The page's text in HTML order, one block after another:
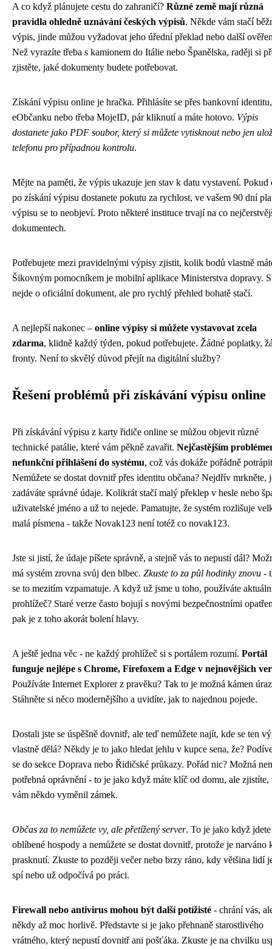
A co když plánujete cestu do zahraničí? Různé země mají různá
pravidla ohledně uznávání českých výpisů. Někde vám stačí
výpis, jinde můžou vyžadovat jeho úřední překlad nebo další
Než vyrazíte třeba s kamionem do Itálie nebo Španělska, raději si
zjistěte, jaké dokumenty budete potřebovat.
Získání výpisu online je hračka. Přihlásíte se přes bankovní identitu,
eObčanku nebo třeba MojeID, pár kliknutí a máte hotovo. Výpis
dostanete jako PDF soubor, který si můžete vytisknout nebo jen
telefonu pro případnou kontrolu.
Mějte na paměti, že výpis ukazuje jen stav k datu vystavení. Pokud
po získání výpisu dostanete pokutu za rychlost, ve vašem 90 dní
výpisu se to neobjeví. Proto některé instituce trvají na co
dokumentech.
Potřebujete mezi pravidelnými výpisy zjistit, kolik bodů vlastně
Šikovným pomocníkem je mobilní aplikace Ministerstva dopravy.
nejde o oficiální dokument, ale pro rychlý přehled bohatě stačí.
A nejlepší nakonec – online výpisy si můžete vystavovat zcela
zdarma, klidně každý týden, pokud potřebujete. Žádné poplatky,
fronty. Není to skvělý důvod přejít na digitální služby?
Řešení problémů při získávání výpisu online
Při získávání výpisu z karty řidiče online se můžou objevit různé
technické patálie, které vám pěkně zavařit. Nejčastějším
nefunkční přihlášení do systému, což vás dokáže pořádně
Nemůžete se dostat dovnitř přes identitu občana? Nejdřív mrkněte,
zadáváte správné údaje. Kolikrát stačí malý překlep v hesle nebo
uživatelské jméno a už to nejede. Pamatujte, že systém rozlišuje
malá písmena - takže Novak123 není totéž co novak123.
Jste si jistí, že údaje píšete správně, a stejně vás to nepustí dál?
má systém zrovna svůj den blbec. Zkuste to za půl hodinky znovu -
se to mezitím vzpamatuje. A když už jsme u toho, používáte
prohlížeč? Staré verze často bojují s novými bezpečnostními
pak je z toho akorát bolení hlavy.
A ještě jedna věc - ne každý prohlížeč si s portálem rozumí. Portál
funguje nejlépe s Chrome, Firefoxem a Edge v nejnovějších
Používáte Internet Explorer z pravěku? Tak to je možná kámen
Stáhněte si něco modernějšího a uvidíte, jak to najednou pojede.
Dostali jste se úspěšně dovnitř, ale teď nemůžete najít, kde se ten
vlastně dělá? Někdy je to jako hledat jehlu v kupce sena, že?
se do sekce Doprava nebo Řidičské průkazy. Pořád nic? Možná
potřebná oprávnění - to je jako když máte klíč od domu, ale zjistíte,
vám někdo vyměnil zámek.
Občas za to nemůžete vy, ale přetížený server. To je jako když
oblíbené hospody a nemůžete se dostat dovnitř, protože je narváno
prasknutí. Zkuste to později večer nebo brzy ráno, kdy většina lidí
spí nebo už odpočívá po práci.
Firewall nebo antivirus mohou být další potížisté - chrání vás,
někdy až moc horlivě. Představte si je jako přehnaně starostlivého
vrátného, který nepustí dovnitř ani pošťáka. Zkuste je na chvilku